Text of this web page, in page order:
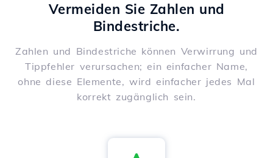
Vermeiden Sie Zahlen und
Bindestriche.
Zahlen und Bindestriche können Verwirrung und
Tippfehler verursachen; ein einfacher Name,
ohne diese Elemente, wird einfacher jedes Mal
korrekt zugänglich sein.